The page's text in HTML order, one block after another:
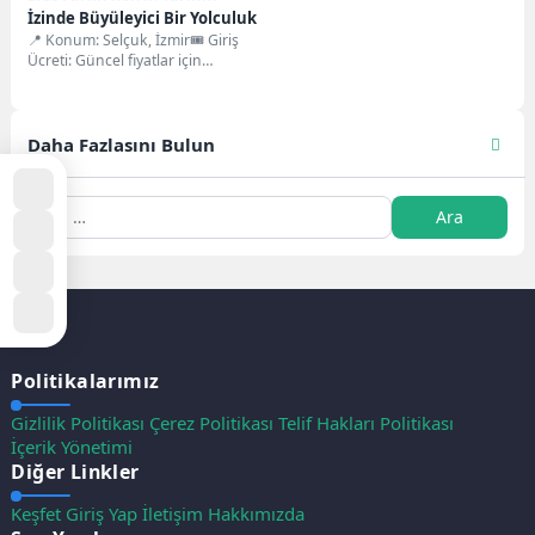
İzinde Büyüleyici Bir Yolculuk
📍 Konum: Selçuk, İzmir🎟 Giriş
Ücreti: Güncel fiyatlar için
Daha Fazlasını Bulun
Politikalarımız
Gizlilik Politikası Çerez Politikası Telif Hakları Politikası
İçerik Yönetimi
Diğer Linkler
Keşfet Giriş Yap İletişim Hakkımızda